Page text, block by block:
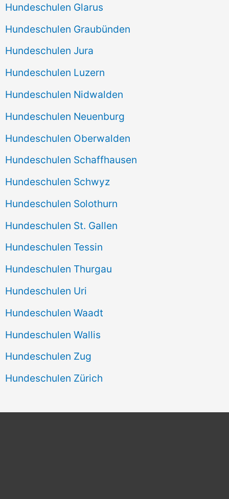
Hundeschulen Glarus
Hundeschulen Graubünden
Hundeschulen Jura
Hundeschulen Luzern
Hundeschulen Nidwalden
Hundeschulen Neuenburg
Hundeschulen Oberwalden
Hundeschulen Schaffhausen
Hundeschulen Schwyz
Hundeschulen Solothurn
Hundeschulen St. Gallen
Hundeschulen Tessin
Hundeschulen Thurgau
Hundeschulen Uri
Hundeschulen Waadt
Hundeschulen Wallis
Hundeschulen Zug
Hundeschulen Zürich